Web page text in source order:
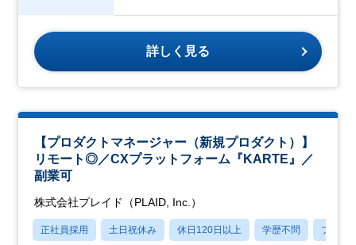
詳しく見る
【プロダクトマネージャー（新規プロダクト）】
リモート◎／CXプラットフォーム『KARTE』／
副業可
株式会社プレイド（PLAID, Inc.）
正社員採用 土日祝休み 休日120日以上 学歴不問 フレッ